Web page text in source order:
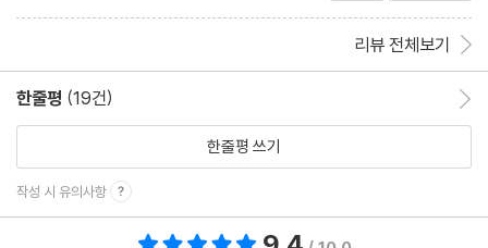
손해를 감수할 줄 아는 사람이 성공한다
포기해야 할 때는 과감히
어떤 관계든 따지려 들지 마라
스스로 삼가는 삶
제때 머리를 숙이면 더 넓은 길이 나타난다
자신을 너무 중요하게 여기지 마라
리뷰 전체보기
한줄평 (19건)
한줄평 쓰기
작성 시 유의사항